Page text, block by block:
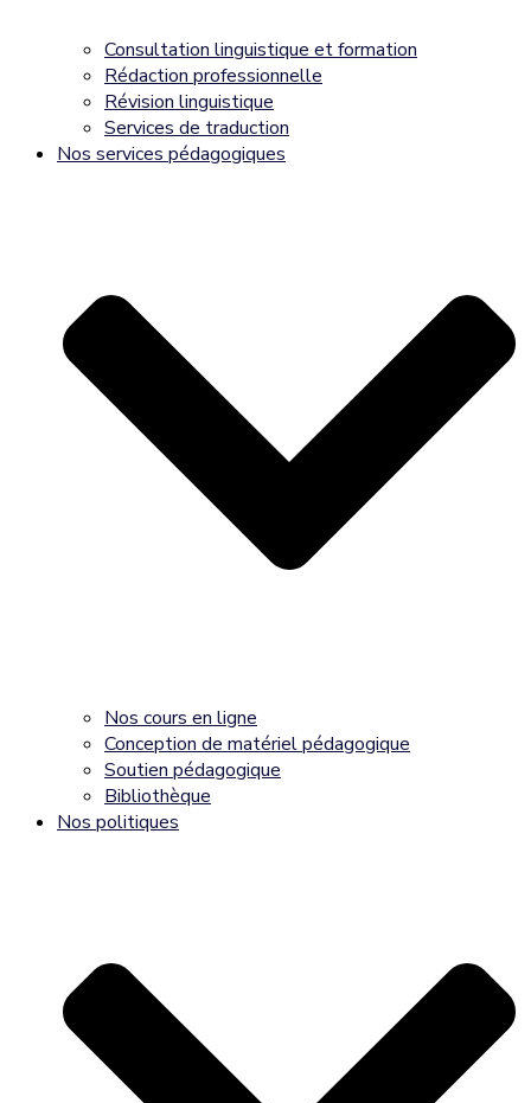
Consultation linguistique et formation
Rédaction professionnelle
Révision linguistique
Services de traduction
Nos services pédagogiques
Nos cours en ligne
Conception de matériel pédagogique
Soutien pédagogique
Bibliothèque
Nos politiques